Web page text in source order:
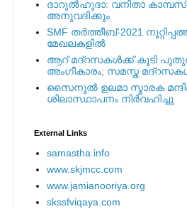
ദാറുല്‍ഹുദാ: വനിതാ കാമ്പസ്
അനുവദിക്കും
SMF തര്‍ത്തീബ്-2021
മേഖലകളില്‍
ആറ് മദ്റസകള്‍ക്ക് കൂടി
അംഗീകാരം; സമസ്ത മദ്റസകള്‍
സൈനുല്‍ ഉലമാ സ്മാരക
ശിലാസ്ഥാപനം നിര്‍വഹിച്ചു
External ‎Links
samastha.info
www.skjmcc.com
www.jamianooriya.org
skssfviqaya.com